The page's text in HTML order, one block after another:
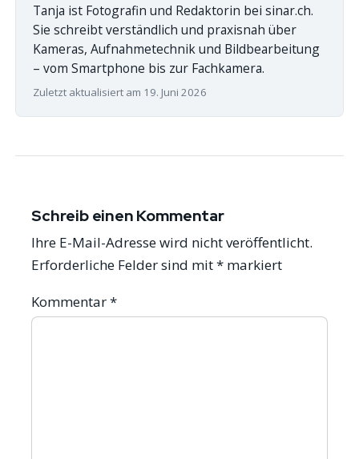
Tanja ist Fotografin und Redaktorin bei sinar.ch.
Sie schreibt verständlich und praxisnah über
Kameras, Aufnahmetechnik und Bildbearbeitung
– vom Smartphone bis zur Fachkamera.
Zuletzt aktualisiert am 19. Juni 2026
Schreib einen Kommentar
Ihre E-Mail-Adresse wird nicht veröffentlicht.
Erforderliche Felder sind mit* markiert
Kommentar*